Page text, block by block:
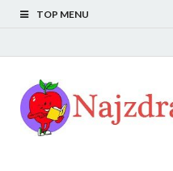
TOP MENU